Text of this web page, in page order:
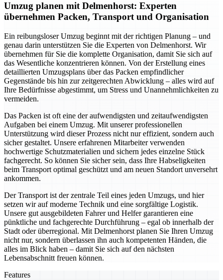
Umzug planen mit Delmenhorst: Experten
übernehmen Packen, Transport und Organisation
Ein reibungsloser Umzug beginnt mit der richtigen Planung – und
genau darin unterstützen Sie die Experten von Delmenhorst. Wir
übernehmen für Sie die komplette Organisation, damit Sie sich auf
das Wesentliche konzentrieren können. Von der Erstellung eines
detaillierten Umzugsplans über das Packen empfindlicher
Gegenstände bis hin zur zeitgerechten Abwicklung – alles wird auf
Ihre Bedürfnisse abgestimmt, um Stress und Unannehmlichkeiten zu
vermeiden.
Das Packen ist oft eine der aufwendigsten und zeitaufwendigsten
Aufgaben bei einem Umzug. Mit unserer professionellen
Unterstützung wird dieser Prozess nicht nur effizient, sondern auch
sicher gestaltet. Unsere erfahrenen Mitarbeiter verwenden
hochwertige Schutzmaterialien und sichern jedes einzelne Stück
fachgerecht. So können Sie sicher sein, dass Ihre Habseligkeiten
beim Transport optimal geschützt und am neuen Standort unversehrt
ankommen.
Der Transport ist der zentrale Teil eines jeden Umzugs, und hier
setzen wir auf moderne Technik und eine sorgfältige Logistik.
Unsere gut ausgebildeten Fahrer und Helfer garantieren eine
pünktliche und fachgerechte Durchführung – egal ob innerhalb der
Stadt oder überregional. Mit Delmenhorst planen Sie Ihren Umzug
nicht nur, sondern überlassen ihn auch kompetenten Händen, die
alles im Blick haben – damit Sie sich auf den nächsten
Lebensabschnitt freuen können.
Features